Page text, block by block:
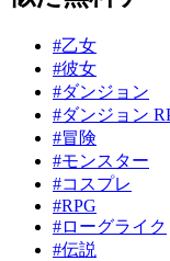
#乙女
#彼女
#ダンジョン
#ダンジョン
#冒険
#モンスター
#コスプレ
#RPG
#ローグライク
#伝説